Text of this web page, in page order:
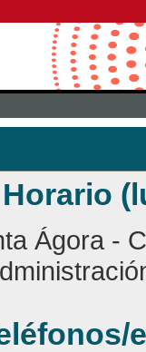
Horario
Ágora -